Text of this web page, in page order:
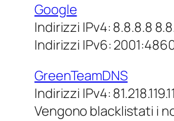
Google
Indirizzi IPv4: 8.8.8.8
Indirizzi IPv6:
GreenTeamDNS
Indirizzi IPv4:
Vengono blacklistati i